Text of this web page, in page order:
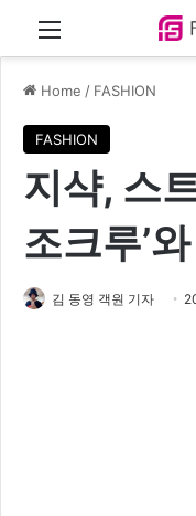
Home / FASHION
FASHION
지샥, 스
조크루’
김 동영 객원 기자